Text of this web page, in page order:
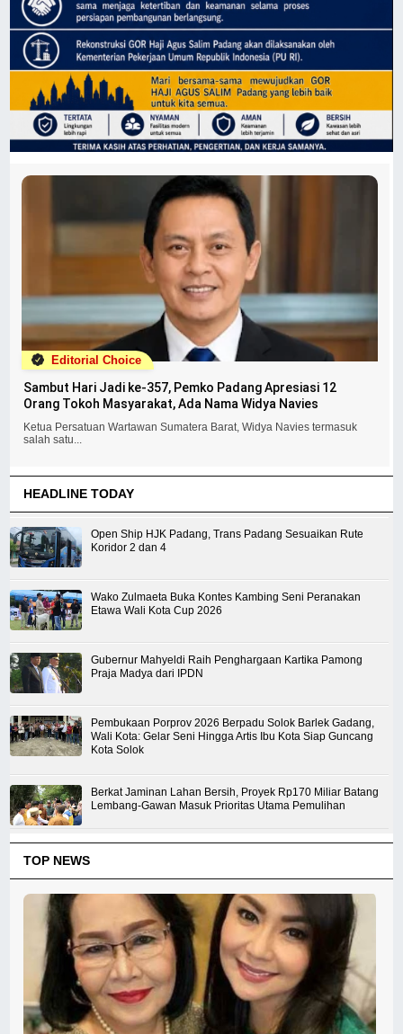
Editorial Choice
Sambut Hari Jadi ke-357, Pemko Padang Apresiasi 12
Orang Tokoh Masyarakat, Ada Nama Widya Navies
Ketua Persatuan Wartawan Sumatera Barat, Widya Navies termasuk
salah satu...
HEADLINE TODAY
Open Ship HJK Padang, Trans Padang Sesuaikan Rute
Koridor 2 dan 4
Wako Zulmaeta Buka Kontes Kambing Seni Peranakan
Etawa Wali Kota Cup 2026
Gubernur Mahyeldi Raih Penghargaan Kartika Pamong
Praja Madya dari IPDN
Pembukaan Porprov 2026 Berpadu Solok Barlek Gadang,
Wali Kota: Gelar Seni Hingga Artis Ibu Kota Siap Guncang
Kota Solok
Berkat Jaminan Lahan Bersih, Proyek Rp170 Miliar Batang
Lembang-Gawan Masuk Prioritas Utama Pemulihan
TOP NEWS